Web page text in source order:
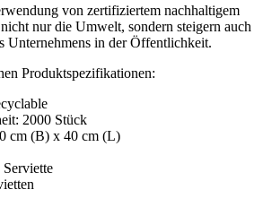
von zertifiziertem nachhaltigem
nur die Umwelt, sondern steigern auch
Unternehmens in der Öffentlichkeit.
Produktspezifikationen:
2000 Stück
cm (B) x 40 cm (L)